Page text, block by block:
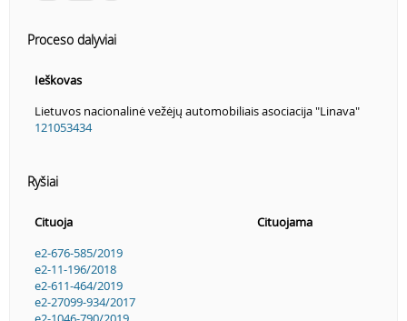
Proceso dalyviai
Ieškovas
Lietuvos nacionalinė vežėjų automobiliais asociacija "Linava"
121053434
Ryšiai
Cituoja
Cituojama
e2-676-585/2019
e2-11-196/2018
e2-611-464/2019
e2-27099-934/2017